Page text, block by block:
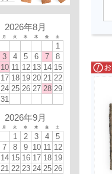
2026年8月
月 火 水 木 金 土
1
3 4 5 6 7
8
10 11 12 13 14 15
17 18 19 20 21 22
24 25 26 27 28 29
31
2026年9月
月 火 水 木 金 土
1 2 3 4
5
7 8 9 10 11 12
14 15 16 17 18 19
21 22 23 24 25 26